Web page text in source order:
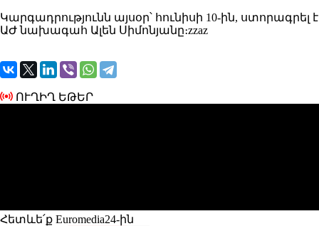
Կարգադրությունն այսօր՝ հունիսի 10-ին, ստորագրել է
ԱԺ նախագահ Ալեն Սիմոնյանը։zzaz
ՈՒՂԻՂ ԵԹԵՐ
Հետևե՛ք Euromedia24-ին